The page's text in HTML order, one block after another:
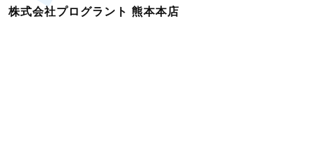
株式会社プログラント 熊本本店